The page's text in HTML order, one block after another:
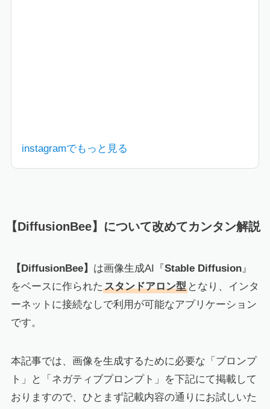
instagramでもっと見る
【DiffusionBee】について改めてカンタン解説
【DiffusionBee】 は画像生成AI『Stable Diffusion』
をベースに作られた スタンドアロン型となり、インタ
ーネットに接続なしで利用が可能なアプリケーション
です。
本記事では、画像を生成するために必要な「プロンプ
ト」と「ネガティブプロンプト」を下記にて掲載して
おりますので、ひとまず記載内容の通りにお試しいた